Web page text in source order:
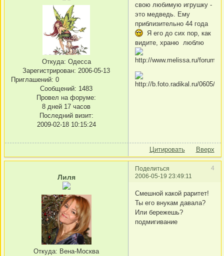
Откуда: Одесса
Зарегистрирован: 2006-05-13
Приглашений: 0
Сообщений: 1483
Провел на форуме:
8 дней 17 часов
Последний визит:
2009-02-18 10:15:24
свою любимую игрушку -
это медведь. Ему
приблизительно 44 года
Я его до сих пор, как
видите, храню люблю
Цитировать Вверх
Поделиться
4
2006-05-19 23:49:11
Лиля
Откуда: Вена-Москва
Смешной какой раритет!
Ты его внукам давала?
Или бережешь?
подмигивание